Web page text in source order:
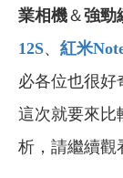
業相機＆強勁
12S、 紅米
必各位也很好
這次就要來比
析，請繼續觀